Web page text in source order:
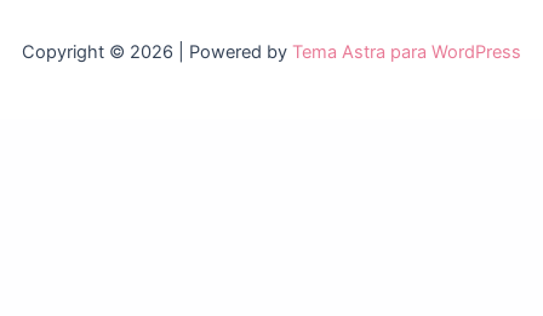
Copyright © 2026 | Powered by Tema Astra para WordPress